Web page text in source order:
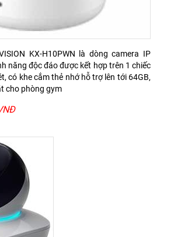
KX-H10PWN là dòng camera IP
năng độc đáo được kết hợp trên 1 chiếc
có khe cắm thẻ nhớ hỗ trợ lên tới 64GB,
cho phòng gym